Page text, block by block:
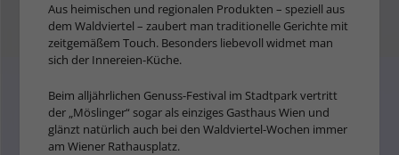
Aus heimischen und regio­nalen Produkten – speziell aus
dem Waldviertel – zaubert man tradi­tionelle Gerichte mit
zeitgemäßem Touch. Besonders liebevoll widmet man
sich der Innereien-Küche.
Beim alljährlichen Genuss-Festival im Stadtpark vertritt
der „Möslinger“ sogar als einziges Gasthaus Wien und
glänzt natürlich auch bei den Waldviertel-Wochen immer
am Wiener Rathausplatz.